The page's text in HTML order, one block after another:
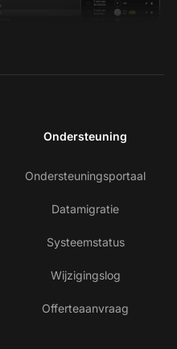
Ondersteuning
Ondersteuningsportaal
Datamigratie
Systeemstatus
Wijzigingslog
Offerteaanvraag